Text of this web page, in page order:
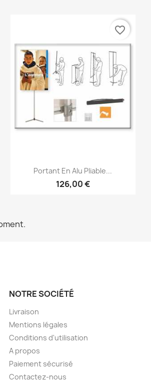
Aperçu rapide
Portant En Alu Pliable...
126,00 €
favorite_border
NOTRE SOCIÉTÉ
Livraison
Mentions légales
Conditions d'utilisation
A propos
Paiement sécurisé
Contactez-nous